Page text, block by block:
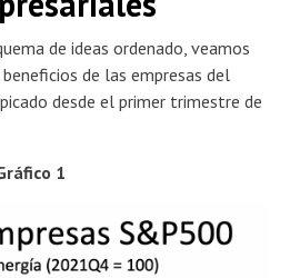
de ideas ordenado, veamos
de las empresas del
desde el primer trimestre de
1